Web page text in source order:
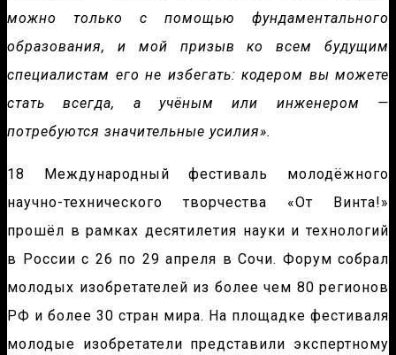
можно только с помощью фундаментального
образования, и мой призыв ко всем будущим
специалистам его не избегать: кодером вы можете
стать всегда, а учёным или инженером —
потребуются значительные усилия».
18 Международный фестиваль молодёжного
научно-технического творчества «От Винта!»
прошёл в рамках десятилетия науки и технологий
в России с 26 по 29 апреля в Сочи. Форум собрал
молодых изобретателей из более чем 80 регионов
РФ и более 30 стран мира. На площадке фестиваля
молодые изобретатели представили экспертному